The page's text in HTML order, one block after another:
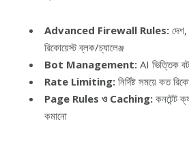
Advanced Firewall Rules: দেশ,
রিকোয়েস্ট ব্লক/চ্যালেঞ্জ
Bot Management: AI ভিত্তিক বট
Rate Limiting: নির্দিষ্ট সময়ে কত
Page Rules ও Caching: কনটেন্ট
কমানো